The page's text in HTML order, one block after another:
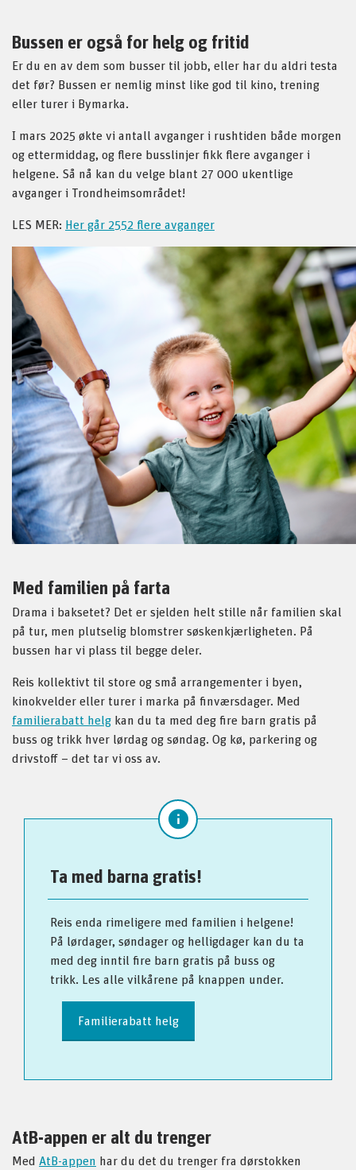
Bussen er også for helg og fritid
Er du en av dem som busser til jobb, eller har du aldri testa
det før? Bussen er nemlig minst like god til kino, trening
eller turer i Bymarka.
I mars 2025 økte vi antall avganger i rushtiden både morgen
og ettermiddag, og flere busslinjer fikk flere avganger i
helgene. Så nå kan du velge blant 27 000 ukentlige
avganger i Trondheimsområdet!
LES MER: Her går 2552 flere avganger
Med familien på farta
Drama i baksetet? Det er sjelden helt stille når familien skal
på tur, men plutselig blomstrer søskenkjærligheten. På
bussen har vi plass til begge deler.
Reis kollektivt til store og små arrangementer i byen,
kinokvelder eller turer i marka på finværsdager. Med
familierabatt helg kan du ta med deg fire barn gratis på
buss og trikk hver lørdag og søndag. Og kø, parkering og
drivstoff – det tar vi oss av.
Ta med barna gratis!
Reis enda rimeligere med familien i helgene!
På lørdager, søndager og helligdager kan du ta
med deg inntil fire barn gratis på buss og
trikk. Les alle vilkårene på knappen under.
Familierabatt helg
AtB-appen er alt du trenger
Med AtB-appen har du det du trenger fra dørstokken